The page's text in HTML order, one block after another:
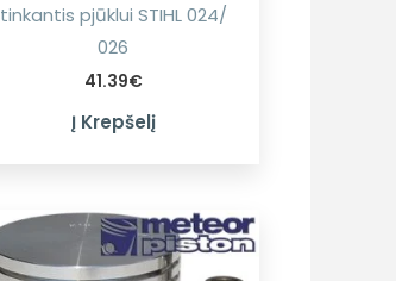
tinkantis pjūklui STIHL 024/
026
41.39€
Į Krepšelį